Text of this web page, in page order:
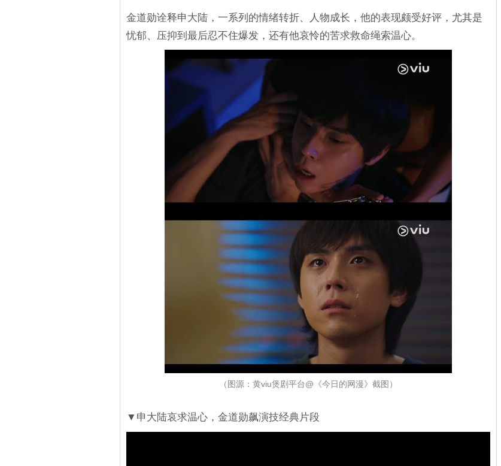
金道勋诠释申大陆，一系列的情绪转折、人物成长，他的表现颇受好评，尤其是
忧郁、压抑到最后忍不住爆发，还有他哀怜的苦求救命绳索温心。
（图源：黄viu煲剧平台@《今日的网漫》截图）
▼申大陆哀求温心，金道勋飙演技经典片段